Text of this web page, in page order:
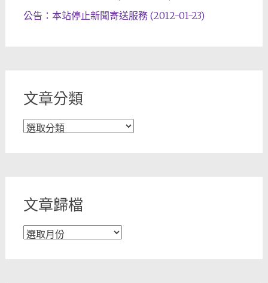
公告：本站停止新聞寄送服務 (2012-01-23)
文章分類
文
文章歸檔
文